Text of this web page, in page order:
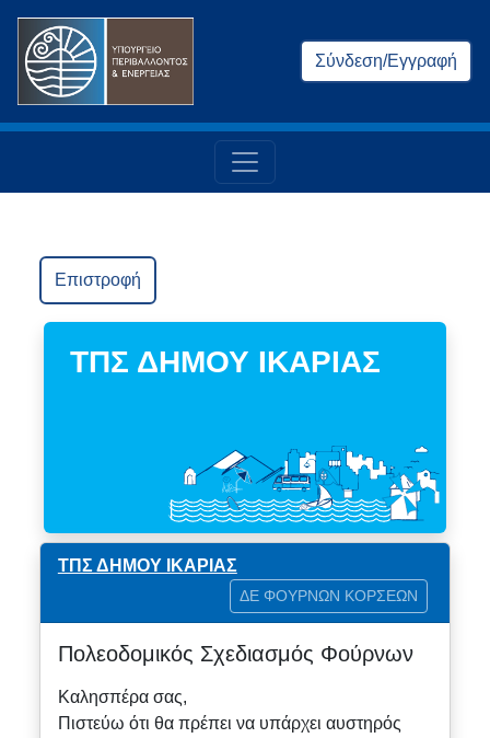
Σύνδεση/Εγγραφή
Επιστροφή
ΤΠΣ ΔΗΜΟΥ ΙΚΑΡΙΑΣ
ΤΠΣ ΔΗΜΟΥ ΙΚΑΡΙΑΣ
ΔΕ ΦΟΥΡΝΩΝ ΚΟΡΣΕΩΝ
Πολεοδομικός Σχεδιασμός Φούρνων
Καλησπέρα σας,
Πιστεύω ότι θα πρέπει να υπάρχει αυστηρός